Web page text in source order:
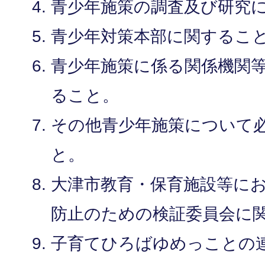
青少年施策の調査及び研究
青少年対策本部に関するこ
青少年施策に係る関係機関
ること。
その他青少年施策について
と。
大津市教育・保育施設等に
防止のための検証委員会に
子育てひろばゆめっことの